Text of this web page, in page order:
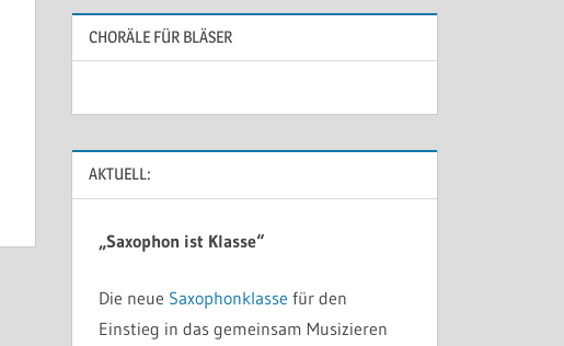
CHORÄLE FÜR BLÄSER
AKTUELL:
„Saxophon ist Klasse“
Die neue Saxophonklasse für den
Einstieg in das gemeinsam Musizieren